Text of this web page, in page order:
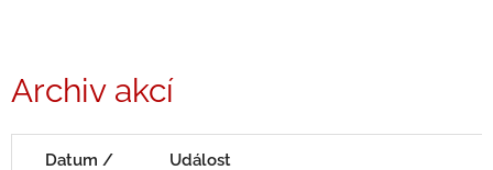
Archiv akcí
Datum /
Událost